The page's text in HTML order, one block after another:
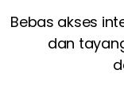
Bebas akses
dan